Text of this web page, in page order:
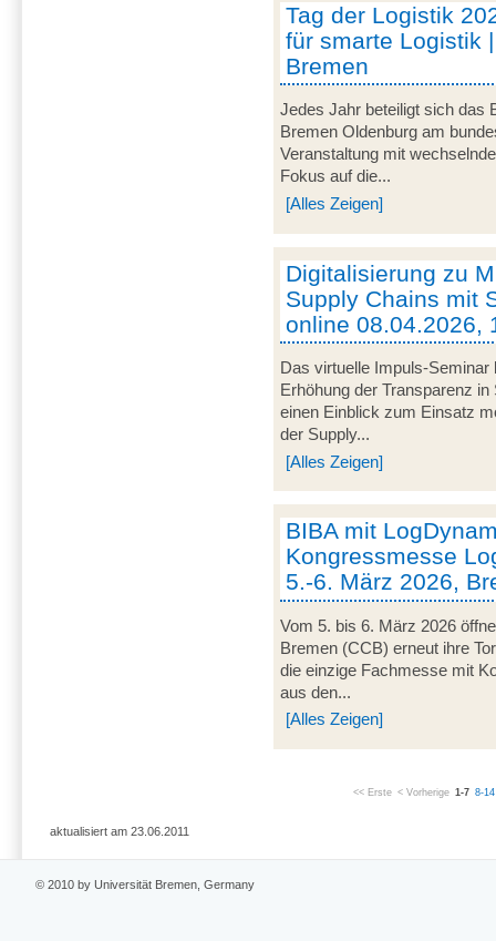
Tag der Logistik
für smarte Logistik
Bremen
Jedes Jahr beteiligt sich das
Bremen Oldenburg am
Veranstaltung mit
Fokus auf die...
[Alles Zeigen]
Digitalisierung zu
Supply Chains mit
online 08.04.2026,
Das virtuelle Impuls-Seminar
Erhöhung der Transparenz
einen Einblick zum Einsatz
der Supply...
[Alles Zeigen]
BIBA mit
Kongressmesse
5.-6. März 2026,
Vom 5. bis 6. März 2026
Bremen (CCB) erneut ihre
die einzige Fachmesse mit
aus den...
[Alles Zeigen]
<< Erste < Vorherige 1-7 8-14
aktualisiert am 23.06.2011
© 2010 by Universität Bremen, Germany